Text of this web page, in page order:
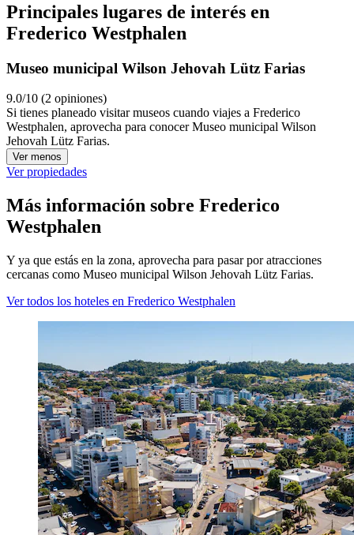
Principales lugares de interés en
Frederico Westphalen
Museo municipal Wilson Jehovah Lütz Farias
9.0/10 (2 opiniones)
Si tienes planeado visitar museos cuando viajes a Frederico
Westphalen, aprovecha para conocer Museo municipal Wilson
Jehovah Lütz Farias.
Ver menos
Ver propiedades
Más información sobre Frederico
Westphalen
Y ya que estás en la zona, aprovecha para pasar por atracciones
cercanas como Museo municipal Wilson Jehovah Lütz Farias.
Ver todos los hoteles en Frederico Westphalen